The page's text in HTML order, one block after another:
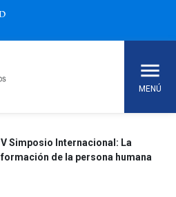
MENÚ
V Simposio Internacional: La
formación de la persona humana